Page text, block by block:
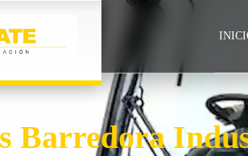
Barredora